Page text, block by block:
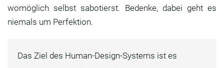
womöglich selbst sabotierst. Bedenke, dabei geht es
niemals um Perfektion.
Das Ziel des Human-Design-Systems ist es